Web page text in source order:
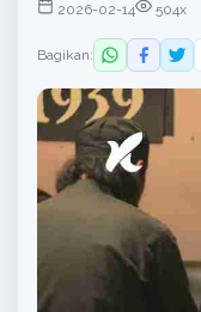
2026-02-14 504x
Bagikan: